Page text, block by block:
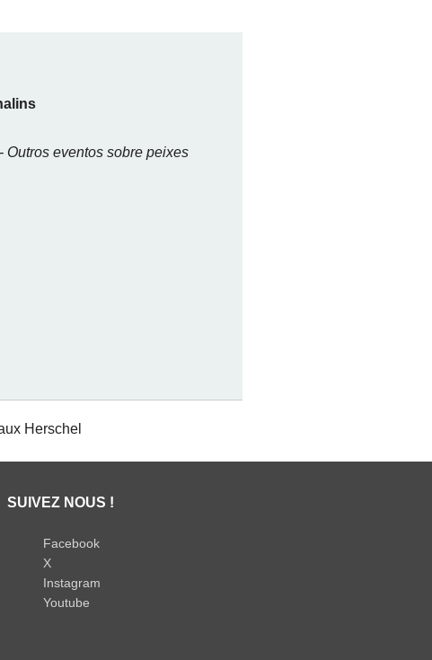
Outros eventos sobre peixes
Herschel
SUIVEZ NOUS !
Facebook
X
Instagram
Youtube